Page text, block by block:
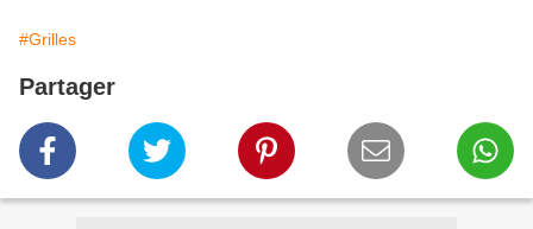
#Grilles
Partager